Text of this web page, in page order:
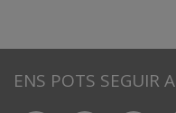
ENS POTS SEGUIR A